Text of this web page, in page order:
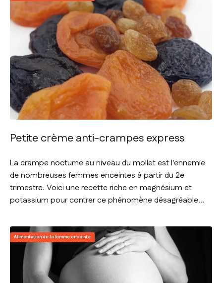
Petite crème anti-crampes express
La crampe nocturne au niveau du mollet est l'ennemie
de nombreuses femmes enceintes à partir du 2e
trimestre. Voici une recette riche en magnésium et
potassium pour contrer ce phénomène désagréable...
Alimentation de la femme enceinte